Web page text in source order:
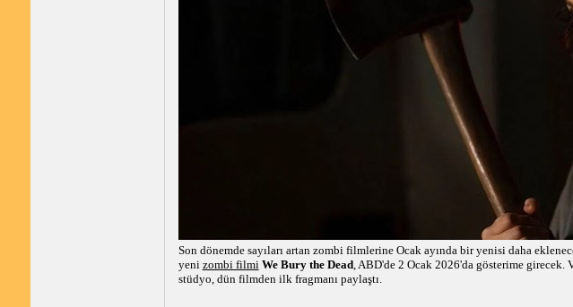
Son dönemde sayıları artan zombi filmlerine Ocak ayında bir yenisi daha
yeni zombi filmiWe Bury the Dead, ABD'de 2 Ocak 2026'da gösterime girecek.
stüdyo, dün filmden ilk fragmanı paylaştı.